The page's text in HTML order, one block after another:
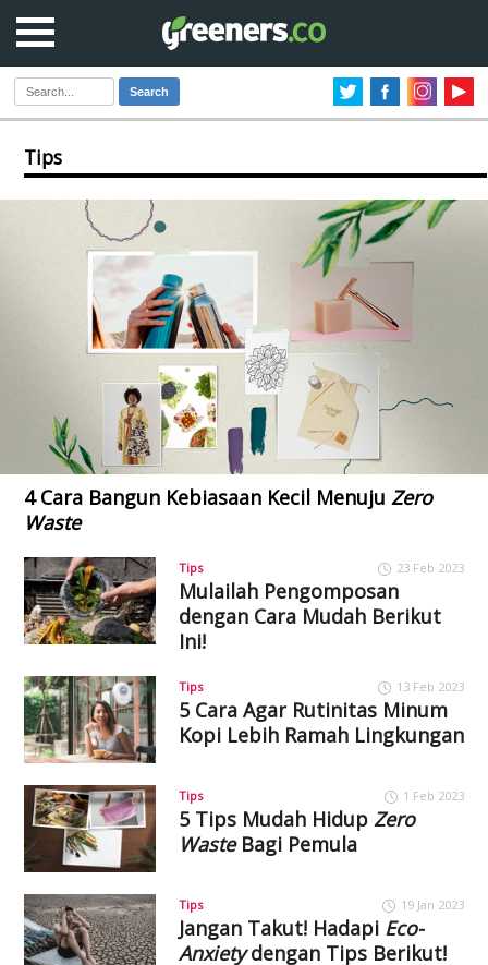
Search
Tips
4 Cara Bangun Kebiasaan Kecil MenujuZero
Waste
Tips 23 Feb 2023
Mulailah Pengomposan
dengan Cara Mudah Berikut
Ini!
Tips 13 Feb 2023
5 Cara Agar Rutinitas Minum
Kopi Lebih Ramah Lingkungan
Tips 1 Feb 2023
5 Tips Mudah Hidup Zero
WasteBagi Pemula
Tips 19 Jan 2023
Jangan Takut! Hadapi Eco-
Anxietydengan Tips Berikut!